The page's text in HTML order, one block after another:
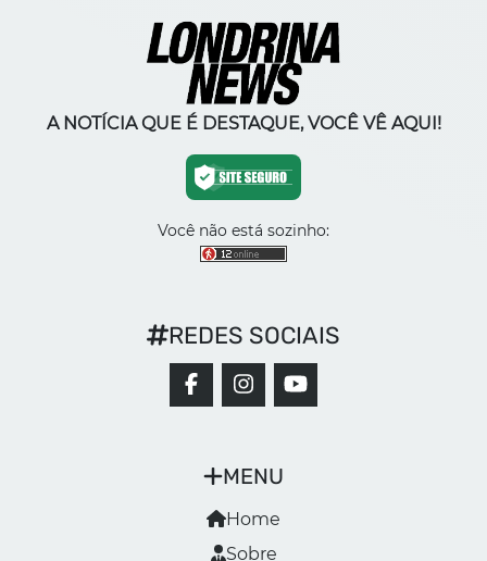
A NOTÍCIA QUE É DESTAQUE, VOCÊ VÊ AQUI!
Você não está sozinho:
MENU
Home
Sobre
REDES SOCIAIS